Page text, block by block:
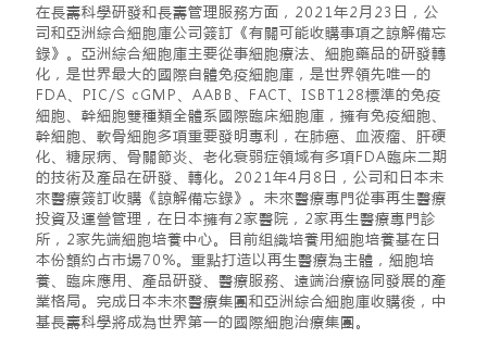
在長壽科學研發和長壽管理服務方面，2021年2月23日，公
司和亞洲綜合細胞庫公司簽訂《有關可能收購事項之諒解備忘
錄》。亞洲綜合細胞庫主要從事細胞療法、細胞藥品的研發轉
化，是世界最大的國際自體免疫細胞庫，是世界領先唯一的
FDA、PIC/S cGMP、AABB、FACT、ISBT128標準的免疫
細胞、幹細胞雙種類全體系國際臨床細胞庫，擁有免疫細胞、
幹細胞、軟骨細胞多項重要發明專利，在肺癌、血液瘤、肝硬
化、糖尿病、骨關節炎、老化衰弱症領域有多項FDA臨床二期
的技術及產品在研發、轉化。2021年4月8日，公司和日本未
來醫療簽訂收購《諒解備忘錄》。未來醫療專門從事再生醫療
投資及運營管理，在日本擁有2家醫院，2家再生醫療專門診
所，2家先端細胞培養中心。目前組織培養用細胞培養基在日
本份額約占市場70%。重點打造以再生醫療為主體，細胞培
養、臨床應用、產品研發、醫療服務、遠端治療協同發展的產
業格局。完成日本未來醫療集團和亞洲綜合細胞庫收購後，中
基長壽科學將成為世界第一的國際細胞治療集團。